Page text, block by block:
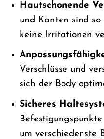
Hautschonende
und Kanten sind so
keine Irritationen
Verschlüsse und
sich der Body
Sicheres
um verschiedenste